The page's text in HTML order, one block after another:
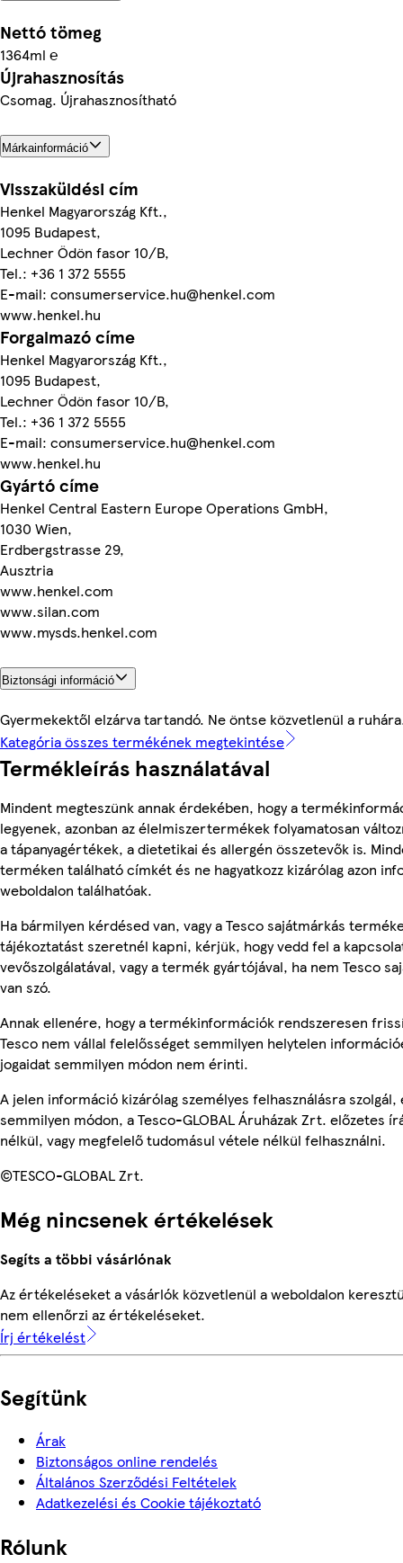
Nettó tömeg
1364ml ℮
Újrahasznosítás
Csomag. Újrahasznosítható
Márkainformáció
Visszaküldési cím
Henkel Magyarország Kft.,
1095 Budapest,
Lechner Ödön fasor 10/B,
Tel.: +36 1 372 5555
E-mail: consumerservice.hu@henkel.com
www.henkel.hu
Forgalmazó címe
Henkel Magyarország Kft.,
1095 Budapest,
Lechner Ödön fasor 10/B,
Tel.: +36 1 372 5555
E-mail: consumerservice.hu@henkel.com
www.henkel.hu
Gyártó címe
Henkel Central Eastern Europe Operations GmbH,
1030 Wien,
Erdbergstrasse 29,
Ausztria
www.henkel.com
www.silan.com
www.mysds.henkel.com
Biztonsági információ
Gyermekektől elzárva tartandó. Ne öntse közvetlenül a
Kategória összes termékének megtekintése
Termékleírás használatával
Mindent megteszünk annak érdekében, hogy a
legyenek, azonban az élelmiszertermékek folyamatosan
a tápanyagértékek, a dietetikai és allergén összetevők is.
terméken található címkét és ne hagyatkozz kizárólag azon
weboldalon találhatóak.
Ha bármilyen kérdésed van, vagy a Tesco sajátmárkás
tájékoztatást szeretnél kapni, kérjük, hogy vedd fel a
vevőszolgálatával, vagy a termék gyártójával, ha nem Tesco
van szó.
Annak ellenére, hogy a termékinformációk rendszeresen
Tesco nem vállal felelősséget semmilyen helytelen
jogaidat semmilyen módon nem érinti.
A jelen információ kizárólag személyes felhasználásra
semmilyen módon, a Tesco-GLOBAL Áruházak Zrt. előzetes
nélkül, vagy megfelelő tudomásul vétele nélkül felhasználni.
©TESCO-GLOBAL Zrt.
Még nincsenek értékelések
Segíts a többi vásárlónak
Az értékeléseket a vásárlók közvetlenül a weboldalon
nem ellenőrzi az értékeléseket.
Írj értékelést
Segítünk
Árak
Biztonságos online rendelés
Általános Szerződési Feltételek
Adatkezelési és Cookie tájékoztató
Rólunk